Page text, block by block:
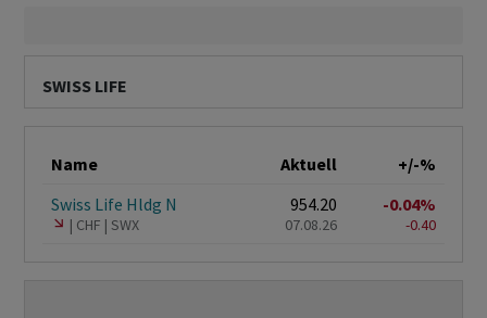
SWISS LIFE
Name Aktuell
+/-%
Swiss Life Hldg N
CHF SWX
954.20
07.08.26
-0.04%
-0.40